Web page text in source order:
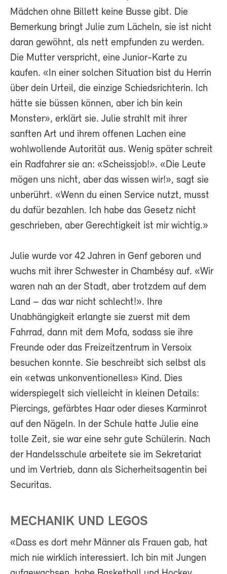
Mädchen ohne Billett keine Busse gibt. Die
Bemerkung bringt Julie zum Lächeln, sie ist nicht
daran gewöhnt, als nett empfunden zu werden.
Die Mutter verspricht, eine Junior-Karte zu
kaufen. «In einer solchen Situation bist du Herrin
über dein Urteil, die einzige Schiedsrichterin. Ich
hätte sie büssen können, aber ich bin kein
Monster», erklärt sie. Julie strahlt mit ihrer
sanften Art und ihrem offenen Lachen eine
wohlwollende Autorität aus. Wenig später schreit
ein Radfahrer sie an: «Scheissjob!». «Die Leute
mögen uns nicht, aber das wissen wir!», sagt sie
unberührt. «Wenn du einen Service nutzt, musst
du dafür bezahlen. Ich habe das Gesetz nicht
geschrieben, aber Gerechtigkeit ist mir wichtig.»
Julie wurde vor 42 Jahren in Genf geboren und
wuchs mit ihrer Schwester in Chambésy auf. «Wir
waren nah an der Stadt, aber trotzdem auf dem
Land – das war nicht schlecht!». Ihre
Unabhängigkeit erlangte sie zuerst mit dem
Fahrrad, dann mit dem Mofa, sodass sie ihre
Freunde oder das Freizeitzentrum in Versoix
besuchen konnte. Sie beschreibt sich selbst als
ein «etwas unkonventionelles» Kind. Dies
widerspiegelt sich vielleicht in kleinen Details:
Piercings, gefärbtes Haar oder dieses Karminrot
auf den Nägeln. In der Schule hatte Julie eine
tolle Zeit, sie war eine sehr gute Schülerin. Nach
der Handelsschule arbeitete sie im Sekretariat
und im Vertrieb, dann als Sicherheitsagentin bei
Securitas.
MECHANIK UND LEGOS
«Dass es dort mehr Männer als Frauen gab, hat
mich nie wirklich interessiert. Ich bin mit Jungen